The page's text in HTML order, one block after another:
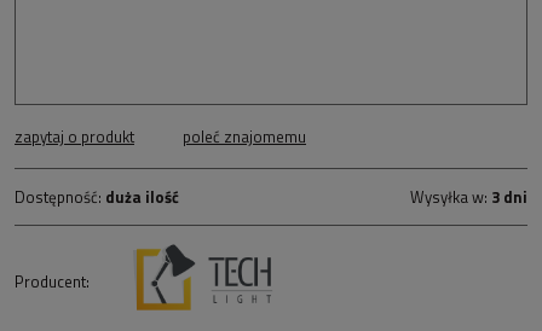
zapytaj o produkt poleć znajomemu
Dostępność: duża ilość Wysyłka w: 3 dni
Producent: